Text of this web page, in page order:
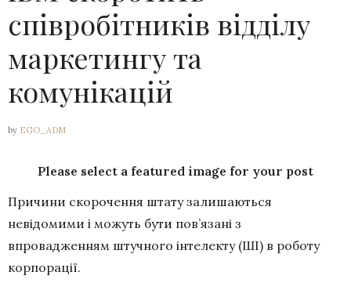
співробітників відділу
маркетингу та
комунікацій
by EGO_ADM
Please select a featured image for your post
Причини скорочення штату залишаються
невідомими і можуть бути пов’язані з
впровадженням штучного інтелекту (ШІ) в роботу
корпорації.